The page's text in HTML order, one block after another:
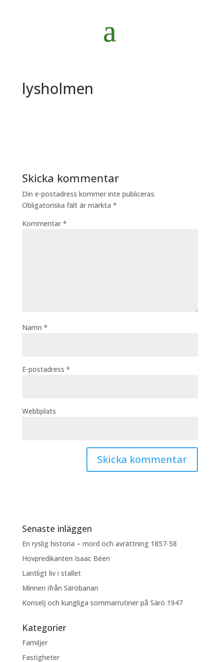
lysholmen
Skicka kommentar
Din e-postadress kommer inte publiceras.
Obligatoriska fält är märkta *
Kommentar *
Namn *
E-postadress *
Webbplats
Senaste inläggen
En ryslig historia – mord och avrättning 1857-58
Hovpredikanten Isaac Béen
Lantligt liv i stallet
Minnen ifrån Säröbanan
Konselj och kungliga sommarrutiner på Särö 1947
Kategorier
Familjer
Fastigheter